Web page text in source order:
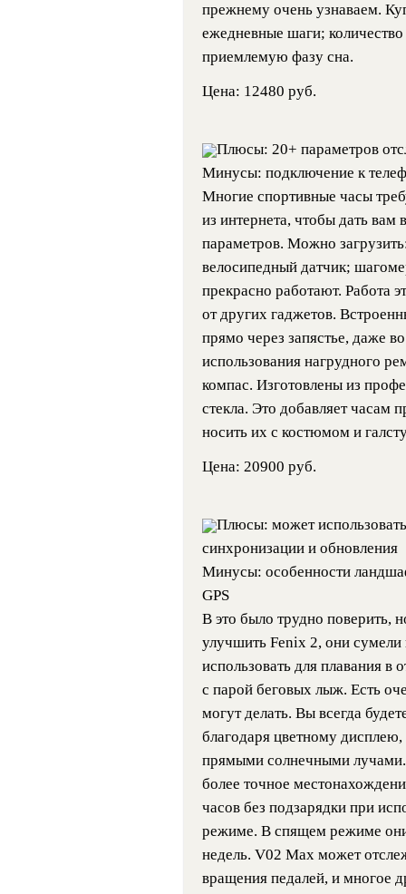
прежнему очень узнаваем.
ежедневные шаги;
приемлемую фазу сна.
Цена: 12480 руб.
Плюсы: 20+ параметров
Минусы: подключение к
Многие спортивные часы
из интернета, чтобы дать
параметров. Можно
велосипедный датчик;
прекрасно работают. Работа
от других гаджетов.
прямо через запястье, даже
использования нагрудного
компас. Изготовлены из
стекла. Это добавляет часам
носить их с костюмом и
Цена: 20900 руб.
Плюсы: может
синхронизации и обновления
Минусы: особенности
GPS
В это было трудно поверить,
улучшить Fenix 2, они
использовать для плавания в
с парой беговых лыж. Есть
могут делать. Вы всегда
благодаря цветному
прямыми солнечными
более точное
часов без подзарядки при
режиме. В спящем режиме
недель. V02 Max может
вращения педалей, и многое